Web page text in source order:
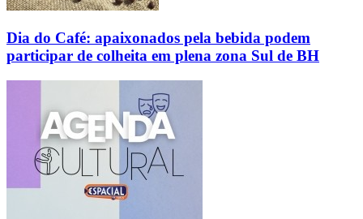
Dia do Café: apaixonados pela bebida podem
participar de colheita em plena zona Sul de BH